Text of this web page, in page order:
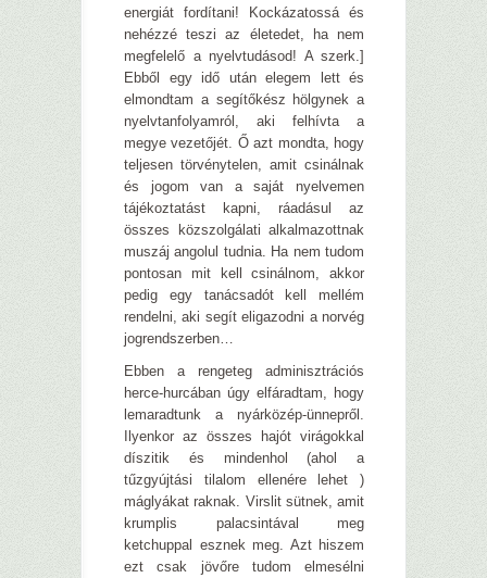
energiát fordítani! Kockázatossá és
nehézzé teszi az életedet, ha nem
megfelelő a nyelvtudásod! A szerk.]
Ebből egy idő után elegem lett és
elmondtam a segítőkész hölgynek a
nyelvtanfolyamról, aki felhívta a
megye vezetőjét. Ő azt mondta, hogy
teljesen törvénytelen, amit csinálnak
és jogom van a saját nyelvemen
tájékoztatást kapni, ráadásul az
összes közszolgálati alkalmazottnak
muszáj angolul tudnia. Ha nem tudom
pontosan mit kell csinálnom, akkor
pedig egy tanácsadót kell mellém
rendelni, aki segít eligazodni a norvég
jogrendszerben…
Ebben a rengeteg adminisztrációs
herce-hurcában úgy elfáradtam, hogy
lemaradtunk a nyárközép-ünnepről.
Ilyenkor az összes hajót virágokkal
díszitik és mindenhol (ahol a
tűzgyújtási tilalom ellenére lehet )
máglyákat raknak. Virslit sütnek, amit
krumplis palacsintával meg
ketchuppal esznek meg. Azt hiszem
ezt csak jövőre tudom elmesélni